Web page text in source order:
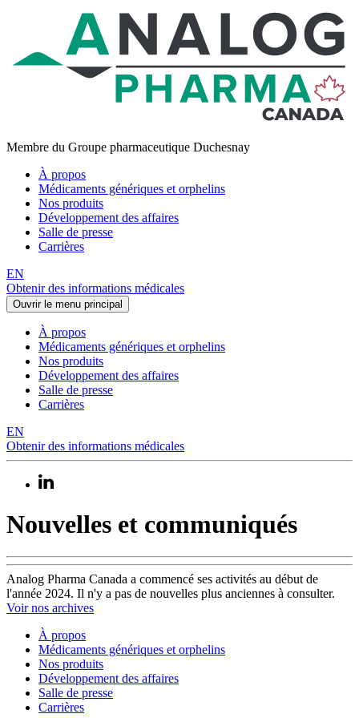
Membre du Groupe pharmaceutique Duchesnay
À propos
Médicaments génériques et orphelins
Nos produits
Développement des affaires
Salle de presse
Carrières
EN
Obtenir des informations médicales
Ouvrir le menu principal
À propos
Médicaments génériques et orphelins
Nos produits
Développement des affaires
Salle de presse
Carrières
EN
Obtenir des informations médicales
Nouvelles et communiqués
Analog Pharma Canada a commencé ses activités au début de
l'année 2024. Il n'y a pas de nouvelles plus anciennes à consulter.
Voir nos archives
À propos
Médicaments génériques et orphelins
Nos produits
Développement des affaires
Salle de presse
Carrières